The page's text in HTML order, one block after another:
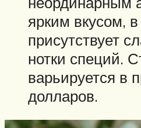
ярким вкусом,
присутствует
нотки специй.
варьируется в
долларов.